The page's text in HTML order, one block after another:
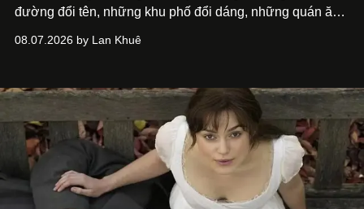
đường đổi tên, những khu phố đổi dáng, những quán ăn
nói về cái mới, về xu hướng tiếp theo, về những điều
08.07.2026 by Lan Khuê